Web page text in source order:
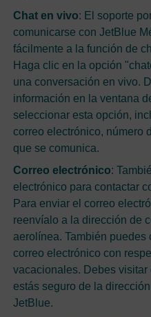
Chat en vivo: El soporte
comunicarse con JetBlue
fácilmente a la función de
Haga clic en la opción
una conversación en vivo.
información en la ventana
seleccionar esta opción,
correo electrónico, número
que se comunica.
Correo electrónico:
electrónico para contactar
Para enviar el correo
reenvíalo a la dirección de
aerolínea. También
correo electrónico con
vacacionales. Debes
estás seguro de la
JetBlue.